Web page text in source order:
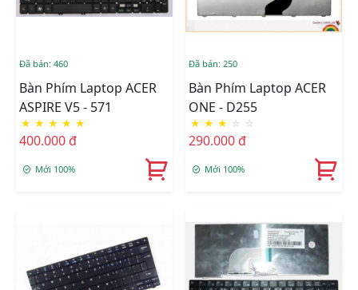
Đã bán: 460
Bàn Phím Laptop ACER
ASPIRE V5 - 571
★ ★ ★ ★ ★
400.000 đ
Mới 100%
Đã bán: 250
Bàn Phím Laptop ACER
ONE - D255
★ ★ ★ ☆ ☆
290.000 đ
Mới 100%